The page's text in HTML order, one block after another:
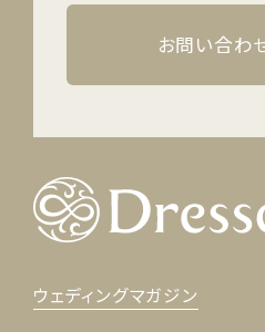
お問い合わ
ウェディングマガジン